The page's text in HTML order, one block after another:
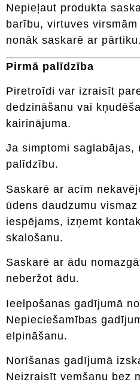
Nepieļaut produkta
barību, virtuves
nonāk saskarē ar pārtiku.
Pirmā palīdzība
Piretroīdi var izraisīt
dedzināšanu vai
kairinājuma.
Ja simptomi saglabājas,
palīdzību.
Saskarē ar acīm
ūdens daudzumu
iespējams, izņemt
skalošanu.
Saskarē ar ādu
neberžot ādu.
Ieelpošanas gadījumā
Nepieciešamības
elpināšanu.
Norīšanas gadījumā
Neizraisīt vemšanu bez